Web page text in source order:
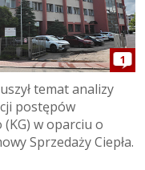
1
temat analizy
postępów
w oparciu o
Sprzedaży Ciepła.